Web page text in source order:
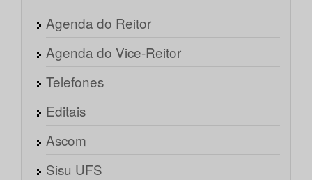
Agenda do Reitor
Agenda do Vice-Reitor
Telefones
Editais
Ascom
Sisu UFS